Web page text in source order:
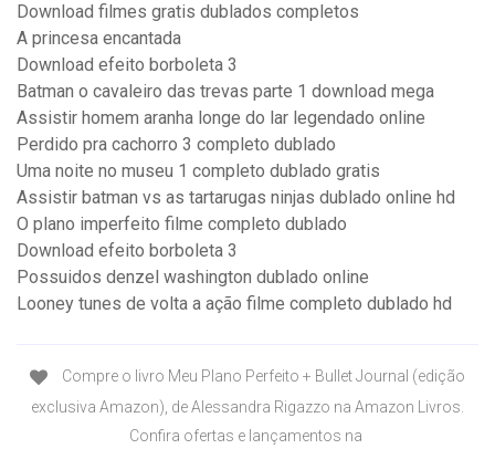
Download filmes gratis dublados completos
A princesa encantada
Download efeito borboleta 3
Batman o cavaleiro das trevas parte 1 download mega
Assistir homem aranha longe do lar legendado online
Perdido pra cachorro 3 completo dublado
Uma noite no museu 1 completo dublado gratis
Assistir batman vs as tartarugas ninjas dublado online hd
O plano imperfeito filme completo dublado
Download efeito borboleta 3
Possuidos denzel washington dublado online
Looney tunes de volta a ação filme completo dublado hd
Compre o livro Meu Plano Perfeito + Bullet Journal (edição
exclusiva Amazon), de Alessandra Rigazzo na Amazon Livros.
Confira ofertas e lançamentos na